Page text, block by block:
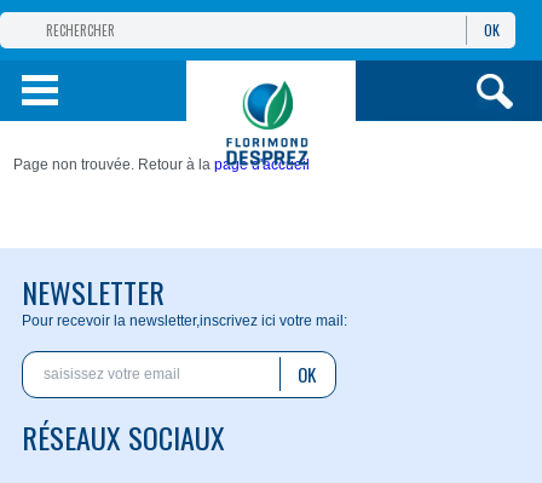
GROUPE
PRODUITS
OK
Page non trouvée. Retour à lapage d'accueil
NEWSLETTER
Pour recevoir la newsletter,inscrivez ici votre mail:
OK
RÉSEAUX SOCIAUX